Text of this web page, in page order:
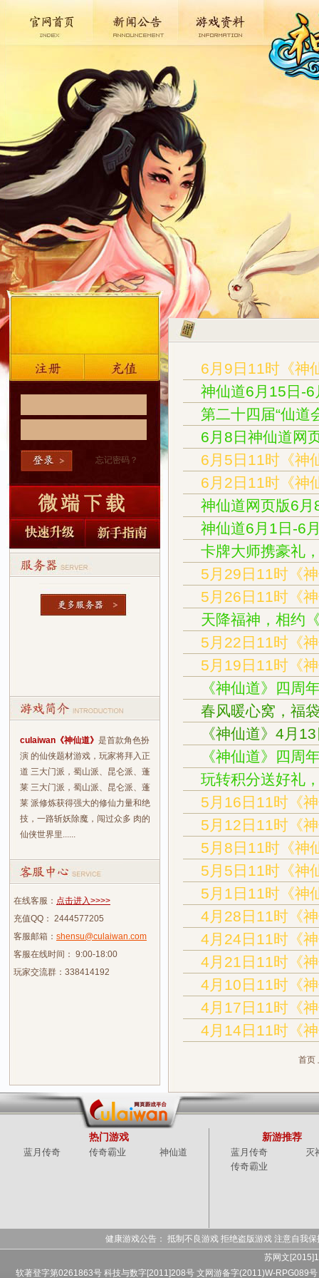
忘记密码？
culaiwan《神仙道》 是首款角色扮
演 的仙侠题材游戏，玩家将拜入正
道 三大门派，蜀山派、昆仑派、蓬
莱 三大门派，蜀山派、昆仑派、蓬
莱 派修炼获得强大的修仙力量和绝
技，一路斩妖除魔，闯过众多 肉的
仙侠世界里......
在线客服： 点击进入>>>>
充值QQ： 2444577205
客服邮箱： shensu@culaiwan.com
客服在线时间： 9:00-18:00
玩家交流群：338414192
6月9日11时《神
神仙道6月15日-
第二十四届“仙道
6月8日神仙道网
6月5日11时《神
6月2日11时《神
神仙道网页版6
神仙道6月1日-6
卡牌大师携豪礼
5月29日11时《
5月26日11时《
天降福神，相约
5月22日11时《
5月19日11时《
《神仙道》四周
春风暖心窝，福
《神仙道》4月
《神仙道》四周
玩转积分送好礼
5月16日11时《
5月12日11时《
5月8日11时《神
5月5日11时《神
5月1日11时《神
4月28日11时《
4月24日11时《
4月21日11时《
4月10日11时《
4月17日11时《
4月14日11时《
首页
热门游戏
蓝月传奇 传奇霸业 神仙道
新游推荐
蓝月传奇
灭
传奇霸业
健康游戏公告： 抵制不良游戏 拒绝盗版游戏 注意自我
苏网文
软著登字第0261863号 科技与数字[2011]208号 文网游备字(2011)W-RPG089号